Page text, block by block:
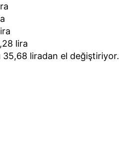
lira
35,68 liradan el değiştiriyor.